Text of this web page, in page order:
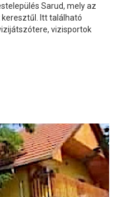
Sarud, mely az
Itt található
vizisportok